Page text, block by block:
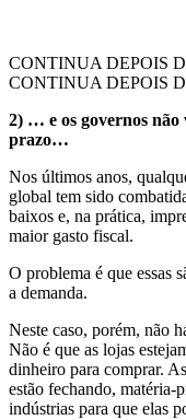
CONTINUA DEPOIS
CONTINUA DEPOIS
2) … e os governos
prazo…
Nos últimos anos,
global tem sido
baixos e, na prática,
maior gasto fiscal.
O problema é que essas
a demanda.
Neste caso, porém, não
Não é que as lojas
dinheiro para comprar.
estão fechando, matéria-
indústrias para que elas